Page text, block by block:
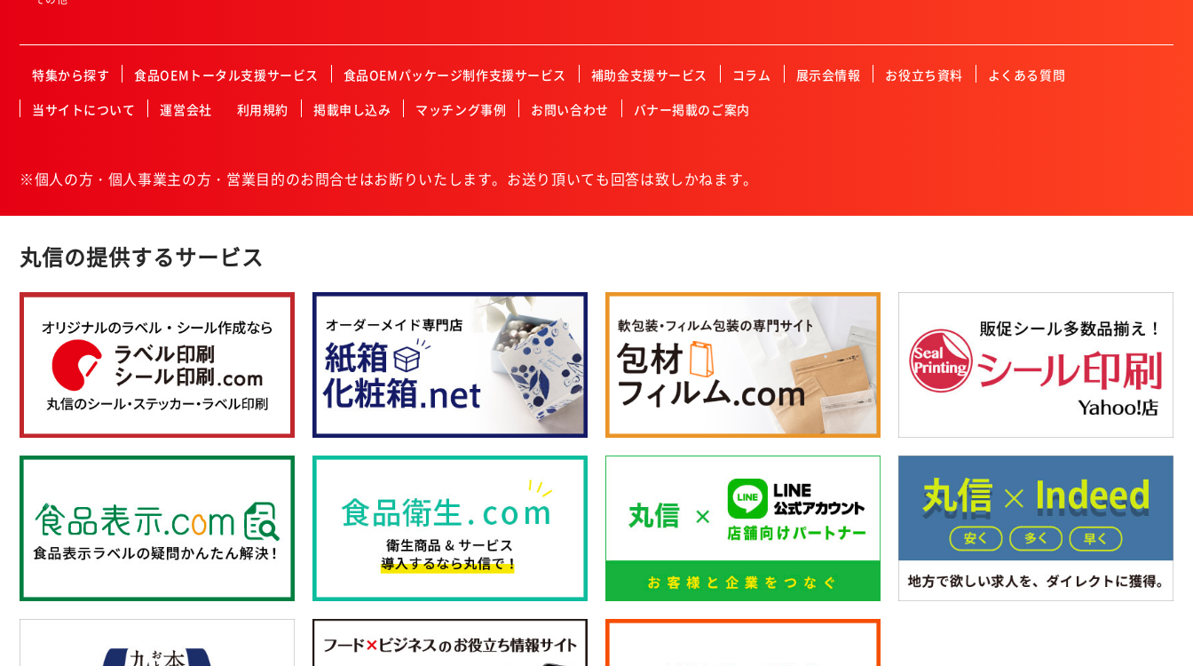
特集から探す 食品OEMトータル支援サービス 食品OEMパッケージ制作支援サービス 補助金支援サービス コラム 展示会情報 お役立ち資料
よくある質問
当サイトについて
運営会社 利用規約 掲載申し込み マッチング事例 お問い合わせ バナー掲載のご案内
※個人の方・個人事業主の方・営業目的のお問合せはお断りいたします。お送り頂いても回答は致しかねます。
丸信の提供するサービス